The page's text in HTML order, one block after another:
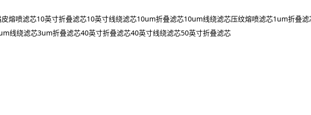
熔喷滤芯10英寸折叠滤芯10英寸线绕滤芯10um折叠滤芯10um线绕滤芯压纹熔喷滤芯1um折叠滤
线绕滤芯3um折叠滤芯40英寸折叠滤芯40英寸线绕滤芯50英寸折叠滤芯